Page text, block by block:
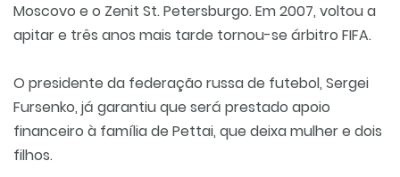
Moscovo e o Zenit St. Petersburgo. Em 2007, voltou a
apitar e três anos mais tarde tornou-se árbitro FIFA.
O presidente da federação russa de futebol, Sergei
Fursenko, já garantiu que será prestado apoio
financeiro à família de Pettai, que deixa mulher e dois
filhos.